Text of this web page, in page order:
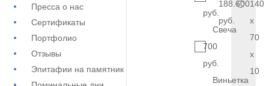
Пресса о нас
Сертификаты
Портфолио
Отзывы
Эпитафии на памятник
руб.
Свеча
700
руб.
Виньетка
188.600
руб.
140
x
70
x
10